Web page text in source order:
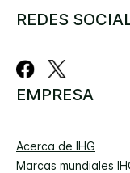
REDES
EMPRESA
Acerca de IHG
Marcas mundiales